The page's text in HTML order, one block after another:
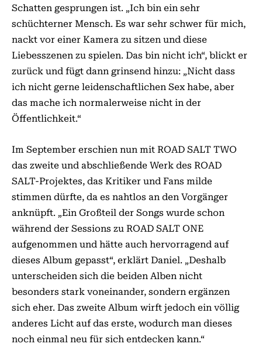
Schatten ge­­sprungen ist. „Ich bin ein sehr
schüchterner Mensch. Es war sehr schwer für mich,
nackt vor einer Kamera zu sitzen und diese
Liebesszenen zu spielen. Das bin nicht ich“, blickt er
zurück und fügt dann grinsend hinzu: „Nicht dass
ich nicht gerne leidenschaftlichen Sex habe, aber
das mache ich normalerweise nicht in der
Öffentlichkeit.“
Im September erschien nun mit ROAD SALT TWO
das zweite und abschließende Werk des ROAD
SALT-Projektes, das Kritiker und Fans milde
stimmen dürfte, da es nahtlos an den Vorgänger
anknüpft. „Ein Großteil der Songs wurde schon
während der Sessions zu ROAD SALT ONE
aufgenommen und hätte auch hervorragend auf
dieses Album gepasst“, erklärt Daniel. „Deshalb
unterscheiden sich die beiden Alben nicht
besonders stark voneinander, sondern ergänzen
sich eher. Das zweite Album wirft jedoch ein völlig
anderes Licht auf das erste, wodurch man dieses
noch einmal neu für sich entdecken kann.“